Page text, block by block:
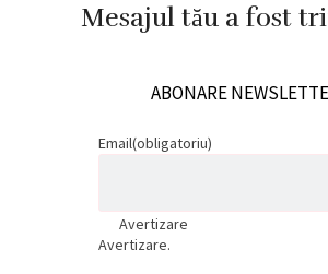
Mesajul tău a fost
ABONARE
Email(obligatoriu)
Avertizare
Avertizare.